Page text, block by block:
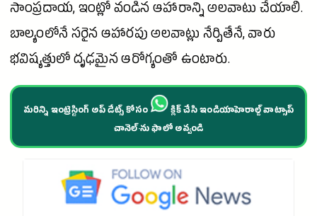
సాంప్రదాయ, ఇంట్లో వండిన ఆహారాన్ని అలవాటు చేయాలి.
బాల్యంలోనే సరైన ఆహారపు అలవాట్లు నేర్పితేనే, వారు
భవిష్యత్తులో దృఢమైన ఆరోగ్యంతో ఉంటారు.
మరిన్ని ఇంట్రెస్టింగ్ అప్ డేట్స్ కోసం
క్లిక్ చేసి ఇండియాహెరాల్డ్ వాట్సాప్
చానెల్·ను ఫాలో అవ్వండి